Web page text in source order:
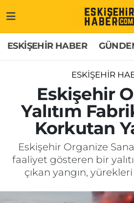
ESKİŞEHİR HABER
ESKİŞEHİR
Eskişehir
Yalıtım
Korkutan
Eskişehir Organize
faaliyet gösteren bir
çıkan yangın,
GÜNDEM
ASAYİŞ
SİYASET
EKONOMİ
SAĞLIK
Hakkımızda
İletişim
Künye
Odunpazarı Trafik
Süper Lig Puan Durumu
Tüm Manşetler
Son Dakika Haberleri
Haber Arşivi